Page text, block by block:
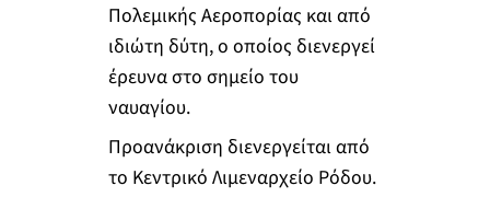
Πολεμικής Αεροπορίας και από
ιδιώτη δύτη, ο οποίος διενεργεί
έρευνα στο σημείο του
ναυαγίου.
Προανάκριση διενεργείται από
το Κεντρικό Λιμεναρχείο Ρόδου.